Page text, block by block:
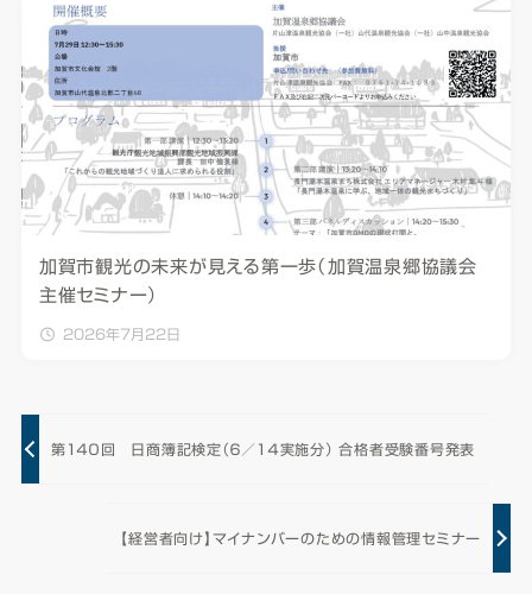
加賀市観光の未来が見える第一歩（加賀温泉郷協議会
主催セミナー）
2026年7月22日
第１４０回 日商簿記検定（６／１４実施分） 合格者受験番号発表
【経営者向け】マイナンバーのための情報管理セミナー